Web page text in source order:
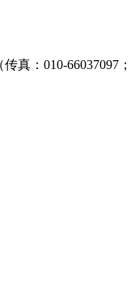
：010-66037097；